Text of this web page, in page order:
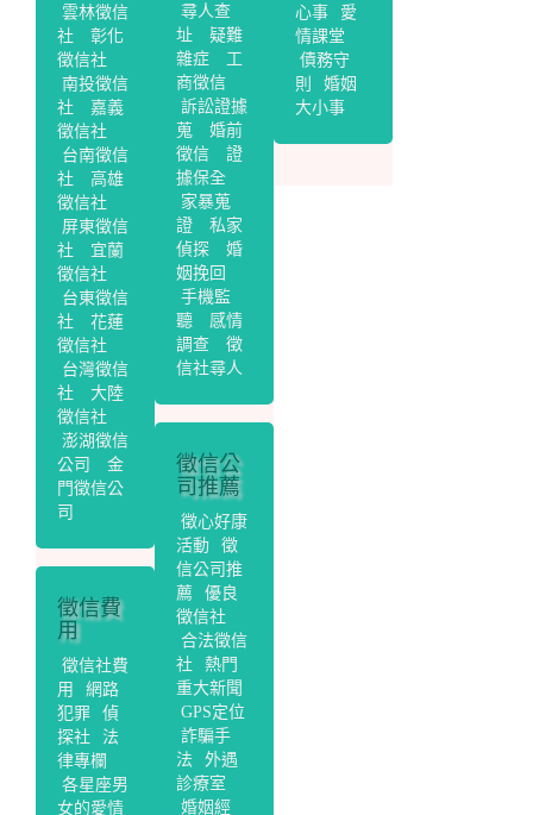
雲林徵信
社
彰化
徵信社
南投徵信
社
嘉義
徵信社
台南徵信
社
高雄
徵信社
屏東徵信
社
宜蘭
徵信社
台東徵信
社
花蓮
徵信社
台灣徵信
社
大陸
徵信社
澎湖徵信
公司
金
門徵信公
司
徵信費
用
徵信社費
用
網路
犯罪
偵
探社
法
律專欄
各星座男
女的愛情
尋人查
址
疑難
雜症
工
商徵信
訴訟證據
蒐
婚前
徵信
證
據保全
家暴蒐
證
私家
偵探
婚
姻挽回
手機監
聽
感情
調查
徵
信社尋人
徵信公
司推薦
徵心好康
活動
徵
信公司推
薦
優良
徵信社
合法徵信
社
熱門
重大新聞
GPS定位
詐騙手
法
外遇
診療室
婚姻經
心事
愛
情課堂
債務守
則
婚姻
大小事